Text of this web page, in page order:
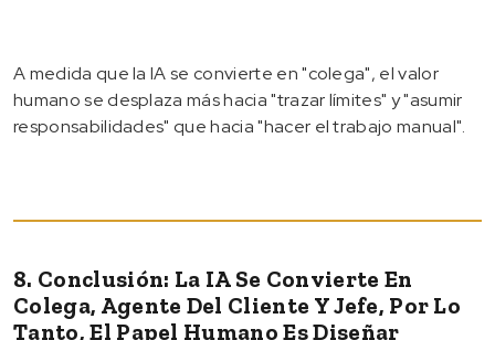
A medida que la IA se convierte en "colega", el valor
humano se desplaza más hacia "trazar límites" y "asumir
responsabilidades" que hacia "hacer el trabajo manual".
8. Conclusión: La IA Se Convierte En
Colega, Agente Del Cliente Y Jefe, Por Lo
Tanto, El Papel Humano Es Diseñar